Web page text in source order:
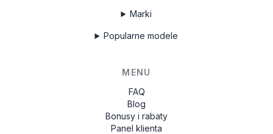
Marki
Popularne modele
MENU
FAQ
Blog
Bonusy i rabaty
Panel klienta